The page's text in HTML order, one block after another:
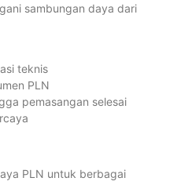
sambungan daya dari
teknis
PLN
pemasangan selesai
PLN untuk berbagai